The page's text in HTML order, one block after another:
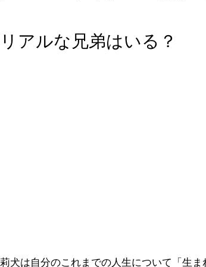
リアルな兄弟はいる？
莉犬は自分のこれまでの人生について「生